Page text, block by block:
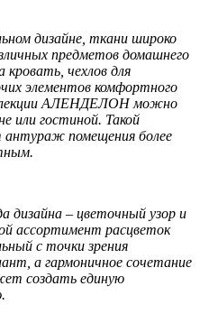
дизайне, ткани широко
предметов домашнего
чехлов для
элементов комфортного
АЛЕНДЕЛОН можно
или гостиной. Такой
антураж помещения более
– цветочный узор и
ассортимент расцветок
с точки зрения
а гармоничное сочетание
создать единую